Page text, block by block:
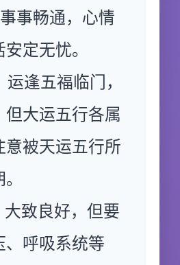
事畅通，心情
定无忧。
逢五福临门，
但大运五行各属
意被天运五行所
大致良好，但要
、呼吸系统等